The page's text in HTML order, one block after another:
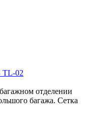
TL-02
отделении
багажа. Сетка